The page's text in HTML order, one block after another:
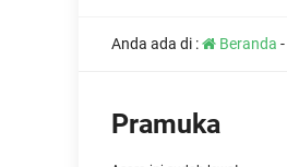
Anda ada di : Beranda -
Pramuka